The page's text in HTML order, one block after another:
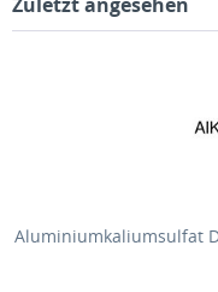
Aluminiumkaliumsulfat